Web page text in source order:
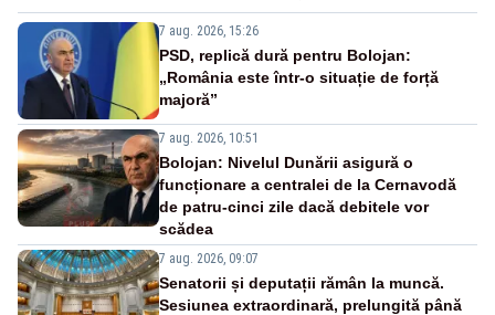
7 aug. 2026, 15:26
PSD, replică dură pentru Bolojan:
„România este într-o situație de forță
majoră”
7 aug. 2026, 10:51
Bolojan: Nivelul Dunării asigură o
funcționare a centralei de la Cernavodă
de patru-cinci zile dacă debitele vor
scădea
7 aug. 2026, 09:07
Senatorii și deputații rămân la muncă.
Sesiunea extraordinară, prelungită până